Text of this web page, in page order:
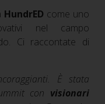
HundrED come uno
nel campo
Ci raccontate di
È stata
con visionari